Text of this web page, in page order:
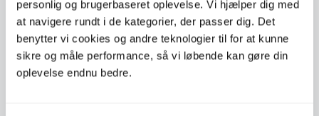
personlig og brugerbaseret oplevelse. Vi hjælper dig med
at navigere rundt i de kategorier, der passer dig. Det
benytter vi cookies og andre teknologier til for at kunne
sikre og måle performance, så vi løbende kan gøre din
oplevelse endnu bedre.
Vi tilbyder tre forskellige hold i HIIT-zonen: HIIT Run & Box,
HIIT Run & Lift og HIIT Circuit. Alle hold findes som 30 min, 45
min og 60 min hold.
HIIT Run & Box